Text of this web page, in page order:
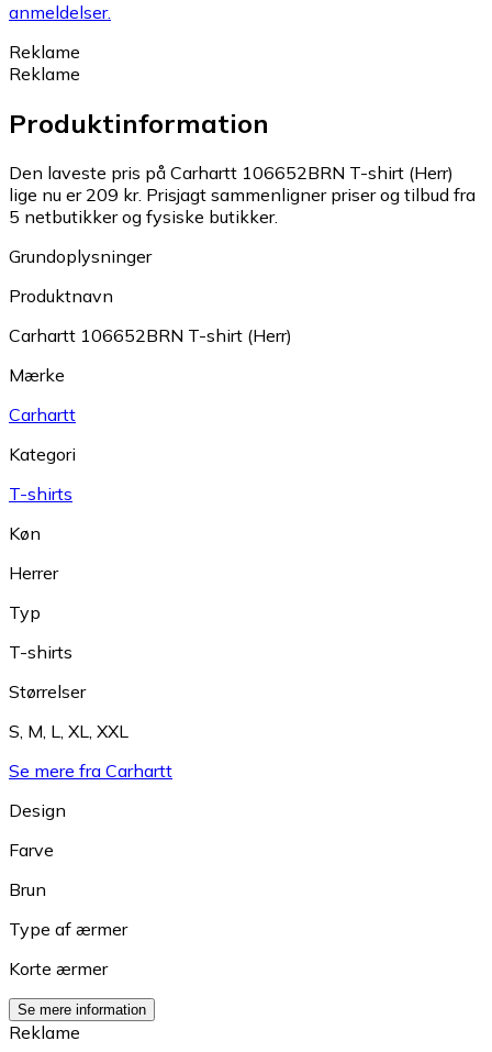
anmeldelser.
Reklame
Reklame
Produktinformation
Den laveste pris på Carhartt 106652BRN T-shirt (Herr)
lige nu er 209 kr. Prisjagt sammenligner priser og tilbud fra
5 netbutikker og fysiske butikker.
Grundoplysninger
Produktnavn
Carhartt 106652BRN T-shirt (Herr)
Mærke
Carhartt
Kategori
T-shirts
Køn
Herrer
Typ
T-shirts
Størrelser
S, M, L, XL, XXL
Se mere fra Carhartt
Design
Farve
Brun
Type af ærmer
Korte ærmer
Se mere information
Reklame